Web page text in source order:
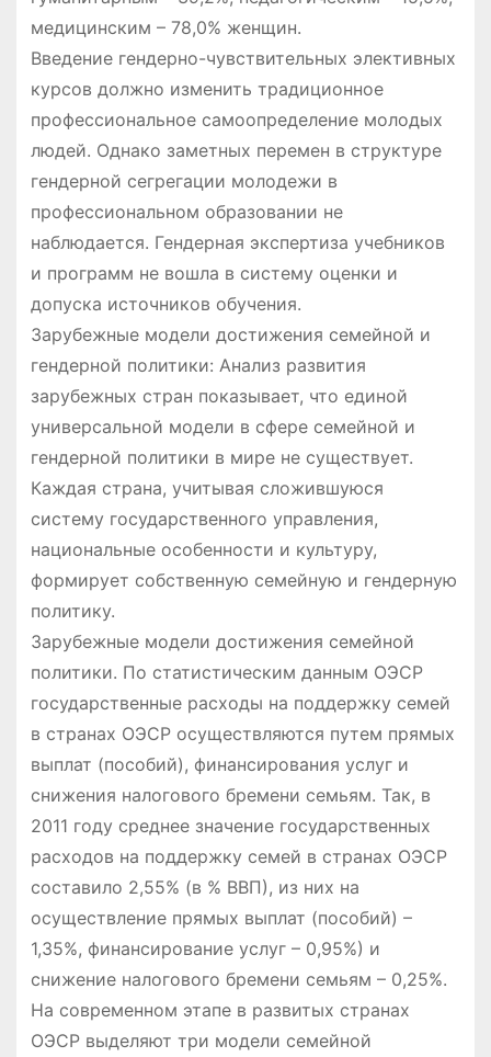
медицинским – 78,0% женщин.
Введение гендерно-чувствительных элективных
курсов должно изменить традиционное
профессиональное самоопределение молодых
людей. Однако заметных перемен в структуре
гендерной сегрегации молодежи в
профессиональном образовании не
наблюдается. Гендерная экспертиза учебников
и программ не вошла в систему оценки и
допуска источников обучения.
Зарубежные модели достижения семейной и
гендерной политики: Анализ развития
зарубежных стран показывает, что единой
универсальной модели в сфере семейной и
гендерной политики в мире не существует.
Каждая страна, учитывая сложившуюся
систему государственного управления,
национальные особенности и культуру,
формирует собственную семейную и гендерную
политику.
Зарубежные модели достижения семейной
политики. По статистическим данным ОЭСР
государственные расходы на поддержку семей
в странах ОЭСР осуществляются путем прямых
выплат (пособий), финансирования услуг и
снижения налогового бремени семьям. Так, в
2011 году среднее значение государственных
расходов на поддержку семей в странах ОЭСР
составило 2,55% (в % ВВП), из них на
осуществление прямых выплат (пособий) –
1,35%, финансирование услуг – 0,95%) и
снижение налогового бремени семьям – 0,25%.
На современном этапе в развитых странах
ОЭСР выделяют три модели семейной